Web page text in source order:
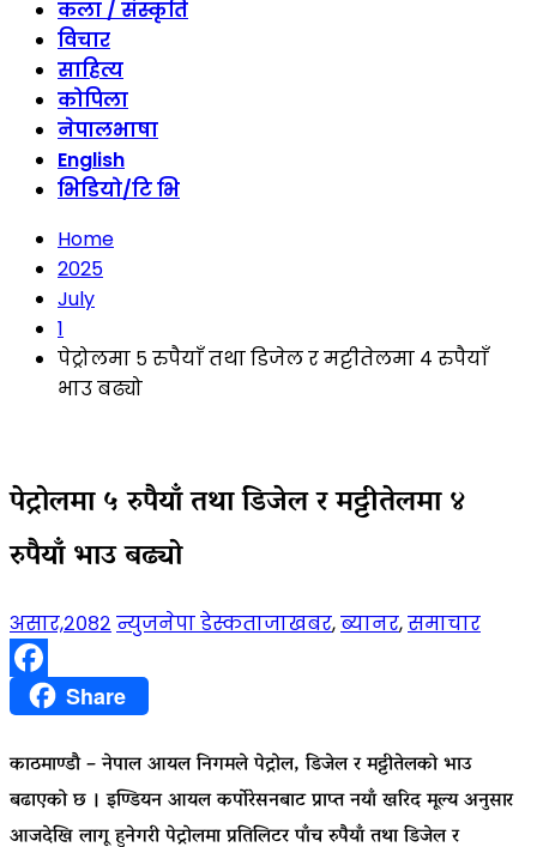
कला / संस्कृति
विचार
साहित्य
कोपिला
नेपालभाषा
English
भिडियो/टि भि
Home
2025
July
1
पेट्रोलमा ५ रुपैयाँ तथा डिजेल र मट्टीतेलमा ४ रुपैयाँ
भाउ बढ्यो
पेट्रोलमा ५ रुपैयाँ तथा डिजेल र मट्टीतेलमा ४
रुपैयाँ भाउ बढ्यो
असार,२०८२ न्युजनेपा डेस्कताजाखबर,ब्यानर,समाचार
FacebookShare
काठमाण्डौ – नेपाल आयल निगमले पेट्रोल, डिजेल र मट्टीतेलको भाउ
बढाएको छ । इण्डियन आयल कर्पोरेसनबाट प्राप्त नयाँ खरिद मूल्य अनुसार
आजदेखि लागू हुनेगरी पेट्रोलमा प्रतिलिटर पाँच रुपैयाँ तथा डिजेल र